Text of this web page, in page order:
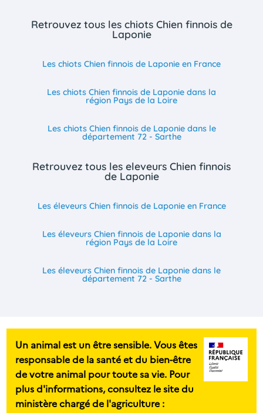
Retrouvez tous les chiots Chien finnois de
Laponie
Les chiots Chien finnois de Laponie en France
Les chiots Chien finnois de Laponie dans la
région Pays de la Loire
Les chiots Chien finnois de Laponie dans le
département 72 - Sarthe
Retrouvez tous les eleveurs Chien finnois
de Laponie
Les éleveurs Chien finnois de Laponie en France
Les éleveurs Chien finnois de Laponie dans la
région Pays de la Loire
Les éleveurs Chien finnois de Laponie dans le
département 72 - Sarthe
Un animal est un être sensible. Vous êtes
responsable de la santé et du bien-être
de votre animal pour toute sa vie. Pour
plus d'informations, consultez le site du
ministère chargé de l'agriculture :